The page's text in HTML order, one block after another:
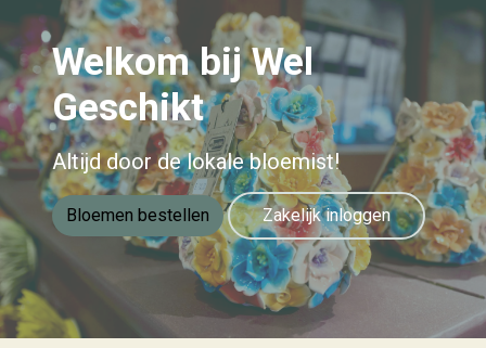
Welkom bij Wel
Geschikt
Altijd door de lokale bloemist!
Bloemen bestellen Zakelijk inloggen